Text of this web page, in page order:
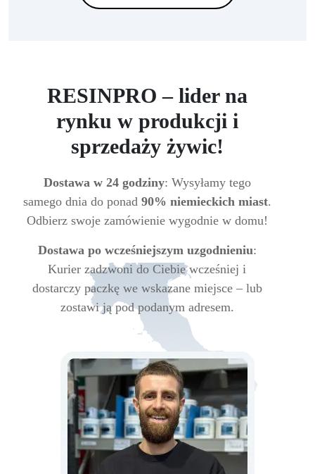
RESINPRO – lider na
rynku w produkcji i
sprzedaży żywic!
Dostawa w 24 godziny: Wysyłamy tego
samego dnia do ponad 90% niemieckich miast.
Odbierz swoje zamówienie wygodnie w domu!
Dostawa po wcześniejszym uzgodnieniu:
Kurier zadzwoni do Ciebie wcześniej i
dostarczy paczkę we wskazane miejsce – lub
zostawi ją pod podanym adresem.